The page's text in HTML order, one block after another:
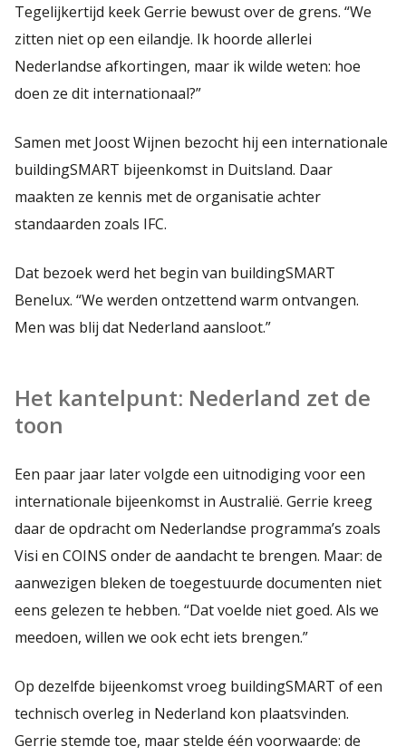
Tegelijkertijd keek Gerrie bewust over de grens. “We
zitten niet op een eilandje. Ik hoorde allerlei
Nederlandse afkortingen, maar ik wilde weten: hoe
doen ze dit internationaal?”
Samen met Joost Wijnen bezocht hij een internationale
buildingSMART bijeenkomst in Duitsland. Daar
maakten ze kennis met de organisatie achter
standaarden zoals IFC.
Dat bezoek werd het begin van buildingSMART
Benelux. “We werden ontzettend warm ontvangen.
Men was blij dat Nederland aansloot.”
Het kantelpunt: Nederland zet de
toon
Een paar jaar later volgde een uitnodiging voor een
internationale bijeenkomst in Australië. Gerrie kreeg
daar de opdracht om Nederlandse programma’s zoals
Visi en COINS onder de aandacht te brengen. Maar: de
aanwezigen bleken de toegestuurde documenten niet
eens gelezen te hebben. “Dat voelde niet goed. Als we
meedoen, willen we ook echt iets brengen.”
Op dezelfde bijeenkomst vroeg buildingSMART of een
technisch overleg in Nederland kon plaatsvinden.
Gerrie stemde toe, maar stelde één voorwaarde: de